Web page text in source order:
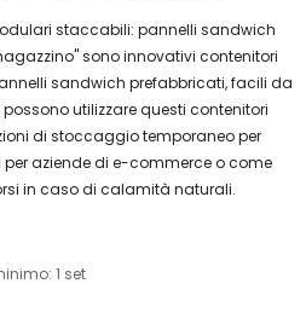
staccabili: pannelli sandwich
sono innovativi contenitori
sandwich prefabbricati, facili da
utilizzare questi contenitori
di stoccaggio temporaneo per
aziende di e-commerce o come
in caso di calamità naturali.
1 set